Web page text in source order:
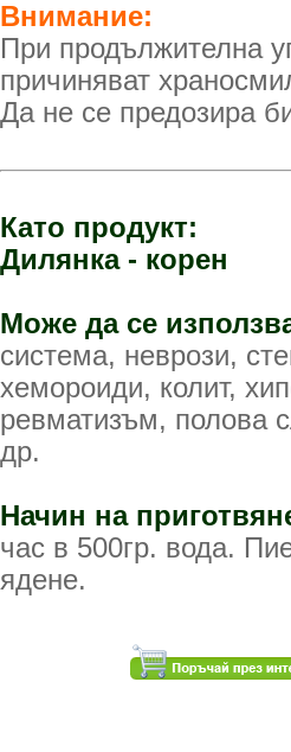
Внимание:
При продължителна
причиняват
Да не се предозира
Като продукт:
Дилянка - корен
Може да се
система, неврози,
хемороиди, колит,
ревматизъм, полова
др.
Начин на
час в 500гр. вода.
ядене.